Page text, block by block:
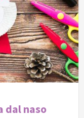
dal naso